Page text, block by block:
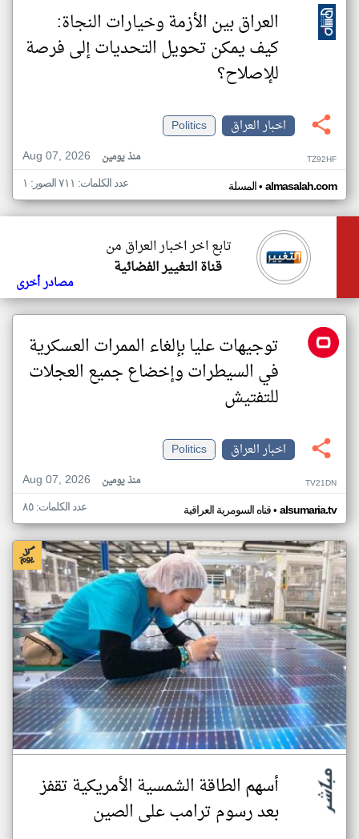
العراق بين الأزمة وخيارات النجاة:
كيف يمكن تحويل التحديات إلى فرصة
للإصلاح؟
اخبار العراق
Politics
Aug 07, 2026
منذ يومين TZ92HF
المسلة• almasalah.com عدد الكلمات: ٧١١ الصور: ١
تابع اخر اخبار العراق من
قناة التغيير الفضائية
مصادر أخرى
توجيهات عليا بإلغاء الممرات العسكرية
في السيطرات وإخضاع جميع العجلات
للتفتيش
اخبار العراق
Politics
Aug 07, 2026
منذ يومين TV21DN
قناه السومرية العراقية• alsumaria.tv عدد الكلمات: ٨٥
أسهم الطاقة الشمسية الأمريكية تقفز
بعد رسوم ترامب على الصين